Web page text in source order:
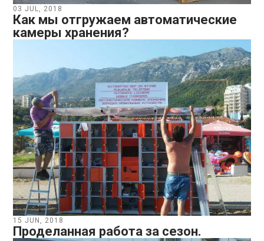
03 JUL, 2018
Как мы отгружаем автоматические
камеры хранения?
15 JUN, 2018
Проделанная работа за сезон.